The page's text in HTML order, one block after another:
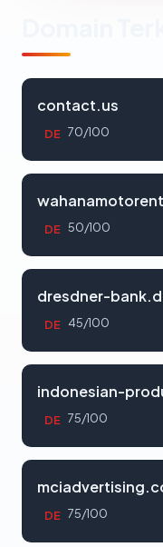
contact.us
DE 70/100
DE 50/100
dresdner-
DE 45/100
indonesian-
DE 75/100
DE 75/100